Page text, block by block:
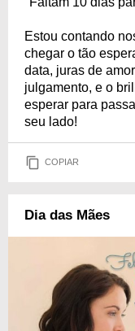
Estou contando
chegar o tão
data, juras de
julgamento, e o
esperar para
seu lado!
COPIAR
Dia das Mães